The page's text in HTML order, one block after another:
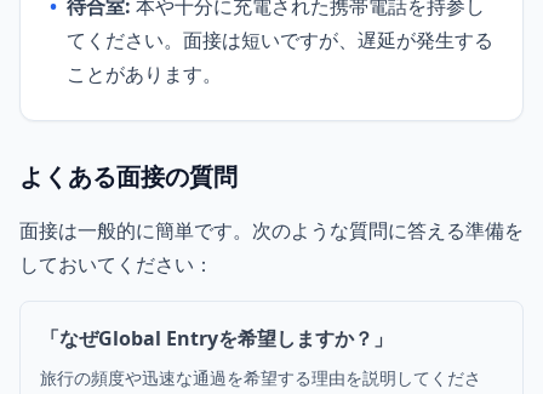
• 待合室: 本や十分に充電された携帯電話を持参し
てください。面接は短いですが、遅延が発生する
ことがあります。
よくある面接の質問
面接は一般的に簡単です。次のような質問に答える準備を
しておいてください：
「なぜGlobal Entryを希望しますか？」
旅行の頻度や迅速な通過を希望する理由を説明してくださ